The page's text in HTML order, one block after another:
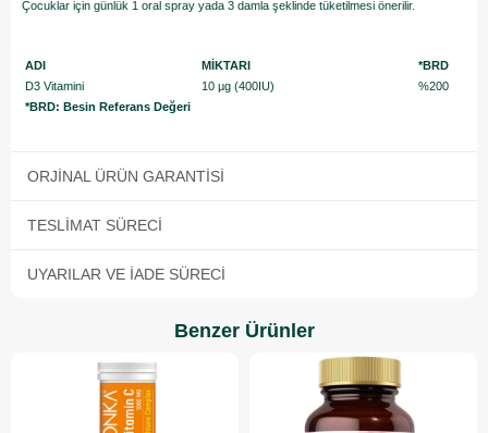
Çocuklar için günlük 1 oral spray yada 3 damla şeklinde tüketilmesi önerilir.
ADI MİKTARI
*BRD
D3 Vitamini
10 µg (400IU)
%200
*BRD: Besin Referans Değeri
ORJINAL ÜRÜN GARANTISI
TESLIMAT SÜRECI
UYARILAR VE İADE SÜRECI
Benzer Ürünler